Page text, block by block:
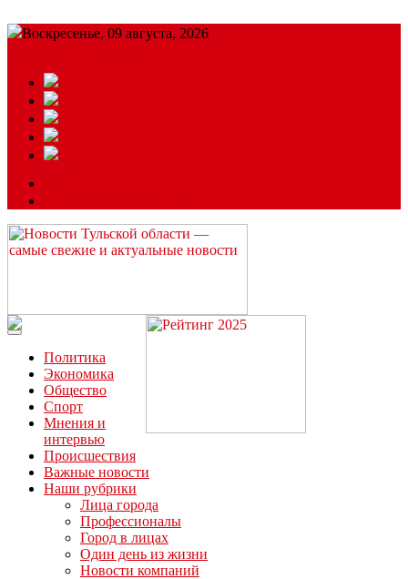
Воскресенье, 09 августа, 2026
Читайте последние новости дня в Тульской области на сайте
“ЗаНовомосковск”
Политика
Экономика
Общество
Спорт
Мнения и
интервью
Происшествия
Важные новости
Наши рубрики
Лица города
Профессионалы
Город в лицах
Один день из жизни
Новости компаний